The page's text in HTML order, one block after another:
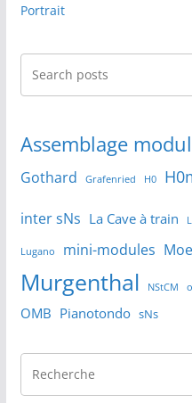
Portrait
Assemblage
Gothard Grafenried H0
inter sNs La Cave à train
Lugano mini-modules
Murgenthal NStCM
OMB Pianotondo sNs